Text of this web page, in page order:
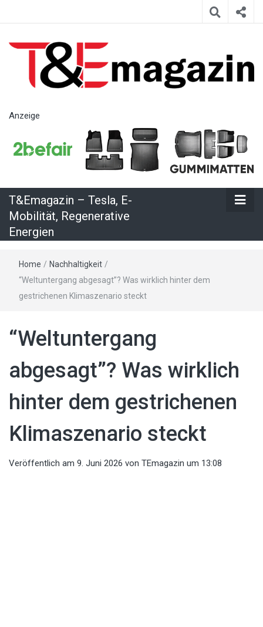
– Tesla, E-
Mobilität,
Regenerative
Energien
Anzeige
T&Emagazin – Tesla, E-
Mobilität, Regenerative
Energien
Home / Nachhaltigkeit /
“Weltuntergang abgesagt”? Was wirklich hinter dem
gestrichenen Klimaszenario steckt
“Weltuntergang
abgesagt”? Was wirklich
hinter dem gestrichenen
Klimaszenario steckt
Veröffentlich am 9. Juni 2026 von TEmagazin um 13:08